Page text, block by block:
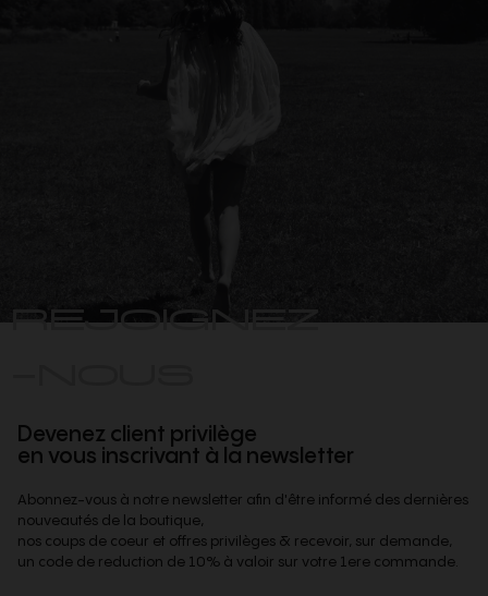
REJOIGNEZ
Devenez client privilège
en vous inscrivant à la newsletter
Abonnez-vous à notre newsletter afin d'être informé des dernières
nouveautés de la boutique,
nos coups de coeur et offres privilèges & recevoir, sur demande,
un code de reduction de 10% à valoir sur votre 1ere commande.